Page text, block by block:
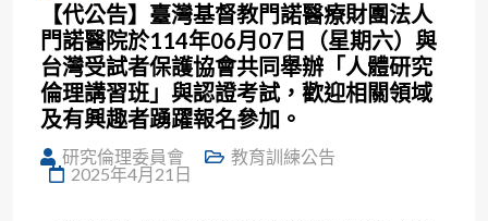
【代公告】臺灣基督教門諾醫療財團法人
門諾醫院於114年06月07日（星期六）與
台灣受試者保護協會共同舉辦「人體研究
倫理講習班」與認證考試，歡迎相關領域
及有興趣者踴躍報名參加。
研究倫理委員會
教育訓練公告
2025年4月21日